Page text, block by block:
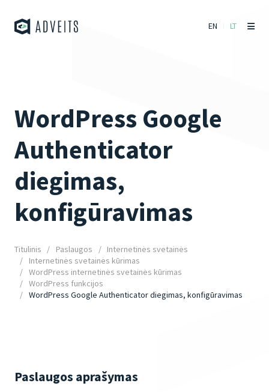
EN LT
WordPress Google
Authenticator
diegimas,
konfigūravimas
Titulinis Paslaugos
Internetinės svetainės
Internetinės svetainės kūrimas
WordPress internetinės svetainės kūrimas
WordPress funkcijos
WordPress Google Authenticator diegimas, konfigūravimas
Paslaugos aprašymas